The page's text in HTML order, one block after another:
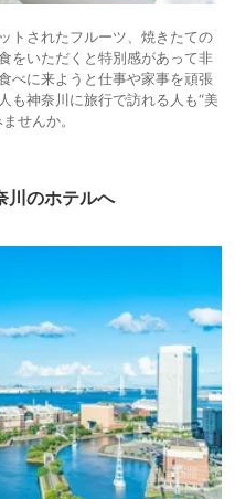
トされたフルーツ、焼きたての
をいただくと特別感があって非
べに来ようと仕事や家事を頑張
も神奈川に旅行で訪れる人も“美
せんか。
川のホテルへ